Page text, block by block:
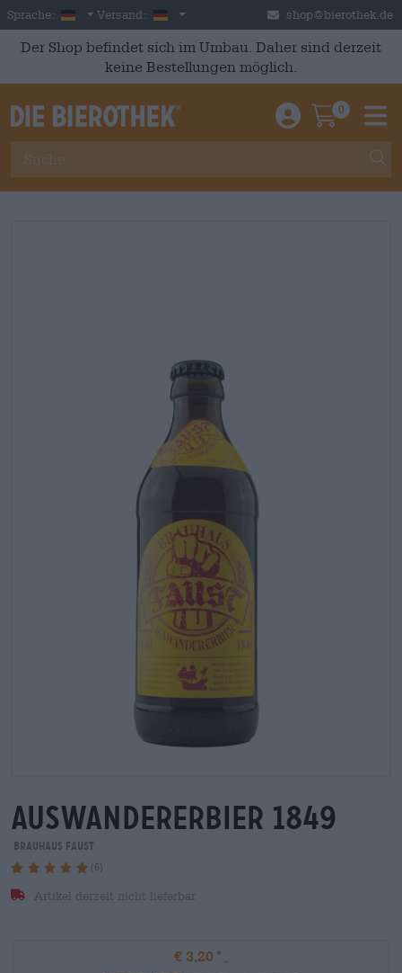
Skip to main content
Sprache: German
Versand: Deutschland shop@bierothek.de
Der Shop befindet sich im Umbau. Daher sind derzeit
keine Bestellungen möglich.
Einloggen /
0
auswandererbier 1849
Brauhaus Faust
(6)
Artikel derzeit nicht lieferbar
€ 3,20